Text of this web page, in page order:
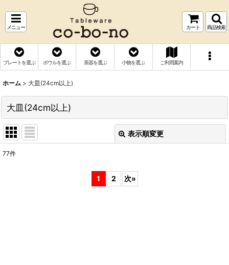
メニュー カート 商品検索
プレートを選ぶ ボウルを選ぶ 茶器を選ぶ 小物を選ぶ ご利用案内
ホーム > 大皿(24cm以上)
大皿(24cm以上)
表示順変更
77件
1 2 次»